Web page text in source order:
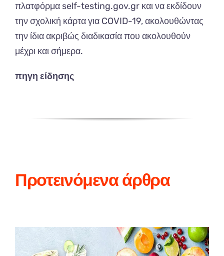
πλατφόρμα self-testing.gov.gr και να εκδίδουν
την σχολική κάρτα για COVID-19, ακολουθώντας
την ίδια ακριβώς διαδικασία που ακολουθούν
μέχρι και σήμερα.
πηγη είδησης
Προτεινόμενα άρθρα